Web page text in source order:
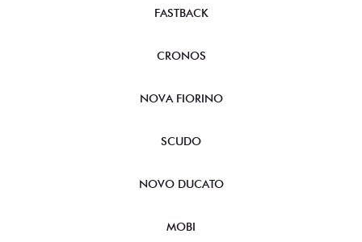
FASTBACK
CRONOS
NOVA FIORINO
SCUDO
NOVO DUCATO
MOBI